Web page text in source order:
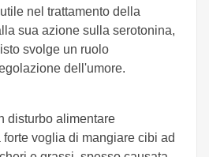
nel trattamento della
sua azione sulla serotonina,
svolge un ruolo
dell'umore.
disturbo alimentare
voglia di mangiare cibi ad